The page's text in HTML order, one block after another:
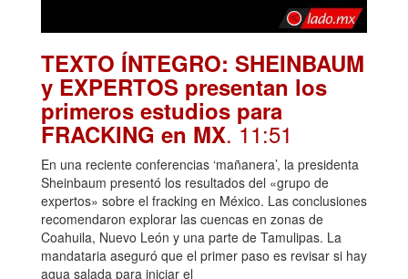
TEXTO ÍNTEGRO: SHEINBAUM
y EXPERTOS presentan los
primeros estudios para
FRACKING en MX. 11:51
En una reciente conferencias ‘mañanera’, la presidenta
Sheinbaum presentó los resultados del «grupo de
expertos» sobre el fracking en México. Las conclusiones
recomendaron explorar las cuencas en zonas de
Coahuila, Nuevo León y una parte de Tamulipas. La
mandataria aseguró que el primer paso es revisar si hay
agua salada para iniciar el